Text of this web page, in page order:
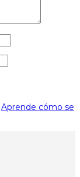
Aprende cómo se